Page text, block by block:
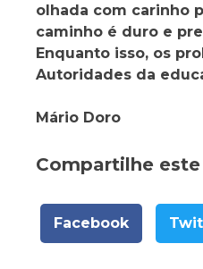
olhada com carinho
caminho é duro e
Enquanto isso, os
Autoridades da
Mário Doro
Compartilhe
Facebook